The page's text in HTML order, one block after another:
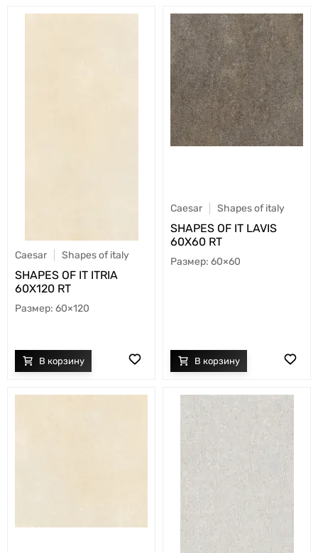
Caesar Shapes of italy
SHAPES OF IT ITRIA
60X120 RT
60×120
Caesar Shapes of italy
SHAPES OF IT LAVIS
60X60 RT
60×60